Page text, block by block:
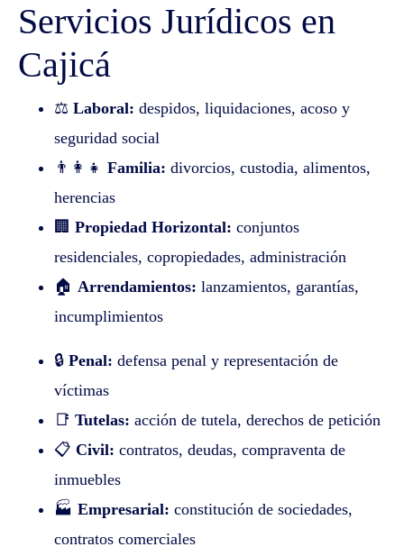
Servicios Jurídicos en
Cajicá
⚖️ Laboral: despidos, liquidaciones, acoso y
seguridad social
👨‍👩‍👧 Familia: divorcios, custodia, alimentos,
herencias
🏢 Propiedad Horizontal: conjuntos
residenciales, copropiedades, administración
🏠 Arrendamientos: lanzamientos, garantías,
incumplimientos
🔒 Penal: defensa penal y representación de
víctimas
📑 Tutelas: acción de tutela, derechos de petición
📋 Civil: contratos, deudas, compraventa de
inmuebles
🏭 Empresarial: constitución de sociedades,
contratos comerciales